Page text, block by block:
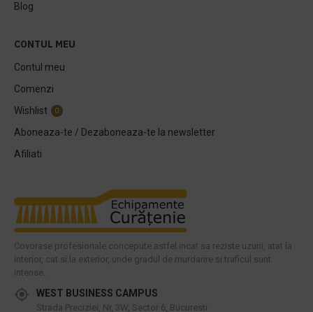
Blog
CONTUL MEU
Contul meu
Comenzi
Wishlist
0
Aboneaza-te / Dezaboneaza-te la newsletter
Afiliati
Covorase profesionale concepute astfel incat sa reziste uzurii, atat la
interior, cat si la exterior, unde gradul de murdarire si traficul sunt
intense.
WEST BUSINESS CAMPUS
Strada Preciziei, Nr, 3W, Sector 6, Bucuresti